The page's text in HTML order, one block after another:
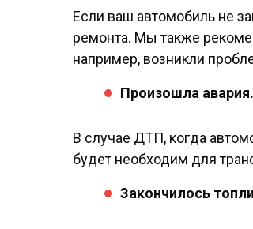
Если ваш автомобиль не
ремонта. Мы также
например, возникли
Произошла авария.
В случае ДТП, когда
будет необходим для
Закончилось